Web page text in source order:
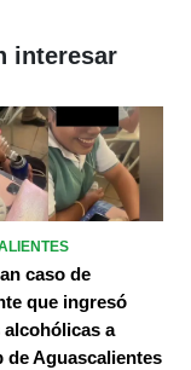
interesar
caso de
que ingresó
alcohólicas a
de Aguascalientes